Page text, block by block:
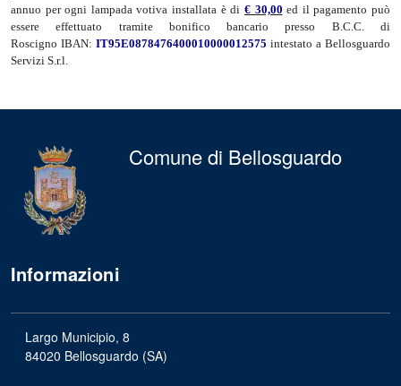
annuo per ogni lampada votiva installata è di € 30,00 ed il pagamento può
essere effettuato tramite bonifico bancario presso B.C.C. di
Roscigno IBAN: IT95E0878476400010000012575 intestato a Bellosguardo
Servizi S.r.l.
Comune di Bellosguardo
Informazioni
Largo Municipio, 8
84020 Bellosguardo (SA)